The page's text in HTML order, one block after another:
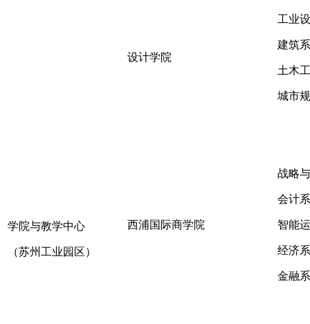
学院与教学中心
（苏州工业园区）
设计学院
工业
建筑系
土木
城市
西浦国际商学院
战略
会计系
智能
经济系
金融系